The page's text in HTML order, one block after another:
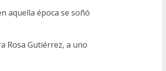
aquella época se soñó
Rosa Gutiérrez, a uno